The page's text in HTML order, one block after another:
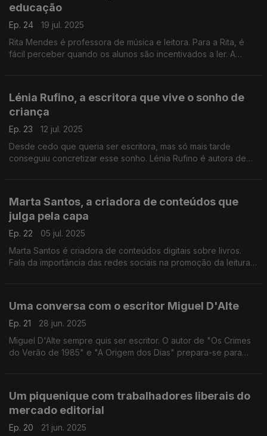
educação
Ep. 24
19 jul. 2025
Rita Mendes é professora de música e leitora. Para a Rita, é
fácil perceber quando os alunos são incentivados a ler. A
Lénia Rufino, a escritora que vive o sonho de
criança
Ep. 23
12 jul. 2025
Desde cedo que queria ser escritora, mas só mais tarde
conseguiu concretizar esse sonho. Lénia Rufino é autora de
Marta Santos, a criadora de conteúdos que
julga pela capa
Ep. 22
05 jul. 2025
Marta Santos é criadora de conteúdos digitais sobre livros.
Fala da importância das redes sociais na promoção da leitura,
Uma conversa com o escritor Miguel D'Alte
Ep. 21
28 jun. 2025
Miguel D'Alte sempre quis ser escritor. O autor de "Os Crimes
do Verão de 1985" e "A Origem dos Dias" prepara-se para
Um piquenique com trabalhadores liberais do
mercado editorial
Ep. 20
21 jun. 2025